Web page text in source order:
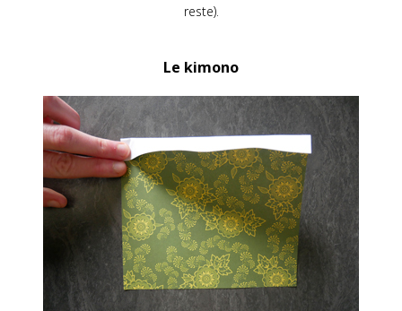
reste).
Le kimono